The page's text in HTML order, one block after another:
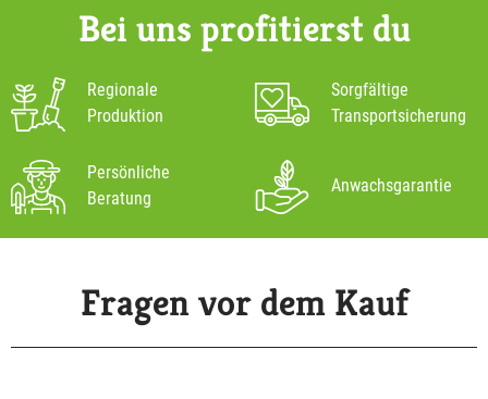
Bei uns profitierst du
Regionale
Produktion
Sorgfältige
Transportsicherung
Persönliche
Beratung
Anwachsgarantie
Fragen vor dem Kauf